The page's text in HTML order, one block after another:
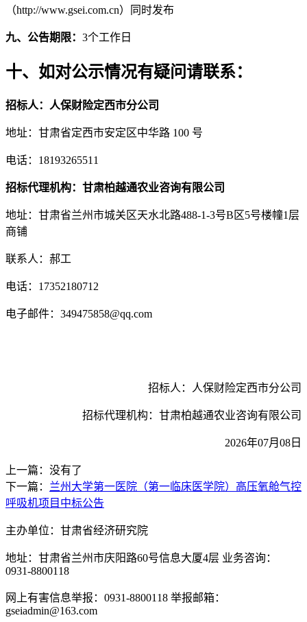
（http://www.gsei.com.cn）同时发布
九、公告期限： 3个工作日
十、如对公示情况有疑问请联系：
招标人：人保财险定西市分公司
地址：甘肃省定西市安定区中华路 100 号
电话：18193265511
招标代理机构：甘肃柏越通农业咨询有限公司
地址：甘肃省兰州市城关区天水北路488-1-3号B区5号楼幢1层
商铺
联系人：郝工
电话：17352180712
电子邮件：349475858@qq.com
招标人：人保财险定西市分公司
招标代理机构：甘肃柏越通农业咨询有限公司
2026年07月08日
上一篇：没有了
下一篇： 兰州大学第一医院（第一临床医学院）高压氧舱气控
呼吸机项目中标公告
主办单位：甘肃省经济研究院
地址：甘肃省兰州市庆阳路60号信息大厦4层 业务咨询：
0931-8800118
网上有害信息举报：0931-8800118 举报邮箱：
gseiadmin@163.com